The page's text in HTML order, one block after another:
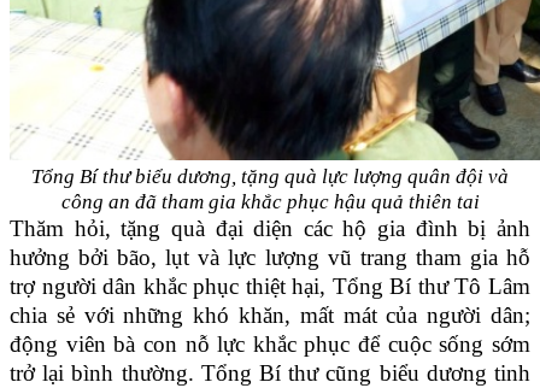
Tổng Bí thư biểu dương, tặng quà lực lượng quân đội và
công an đã tham gia khắc phục hậu quả thiên tai
Thăm hỏi, tặng quà đại diện các hộ gia đình bị ảnh
hưởng bởi bão, lụt và lực lượng vũ trang tham gia hỗ
trợ người dân khắc phục thiệt hại, Tổng Bí thư Tô Lâm
chia sẻ với những khó khăn, mất mát của người dân;
động viên bà con nỗ lực khắc phục để cuộc sống sớm
trở lại bình thường. Tổng Bí thư cũng biểu dương tinh